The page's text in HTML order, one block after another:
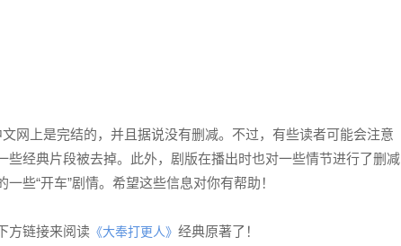
网上是完结的，并且据说没有删减。不过，有些读者可能会注意
些经典片段被去掉。此外，剧版在播出时也对一些情节进行了删减
些“开车”剧情。希望这些信息对你有帮助！
方链接来阅读 《大奉打更人》 经典原著了！